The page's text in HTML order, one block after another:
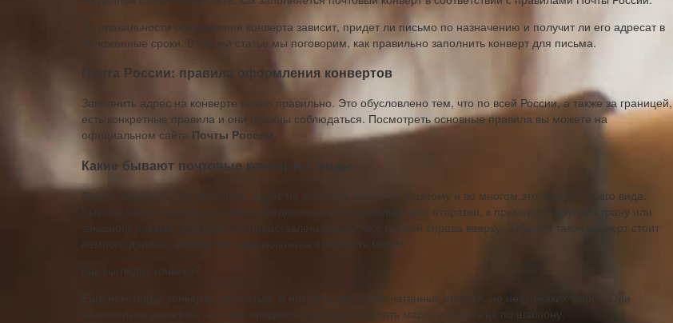
От правильности оформления конверта зависит, придет ли письмо по назначению и получит ли его адресат в
положенные сроки. В нашей статье мы поговорим, как правильно заполнить конверт для письма.
Почта России: правила оформления конвертов
Заполнить адрес на конверте важно правильно. Это обусловлено тем, что по всей России, а также за границей,
есть конкретные правила и они должны соблюдаться. Посмотреть основные правила вы можете на
официальном сайте Почты России
Какие бывают почтовые конверты: виды
Важно понимать, что заполнить адрес на конверте можно по-разному и во многом это зависит от его вида.
Бывают такие конверты, которые предназначены специально для отправки, к примеру, в другую страну или
заказного письма. Эти изделия представлены сразу же с маркой справа вверху. Обычно такой конверт стоит
немного дороже, потому что туда включена стоимость марки.
Как выглядит конверт?
Еще некоторые конверты не пустые. В них есть уже пропечатанные строчки, но нет никаких марок. Они
значительно дешевле, но тогда придется отдельно покупать марки и клеить их по шаблону.